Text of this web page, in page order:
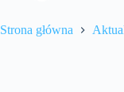
Strona główna